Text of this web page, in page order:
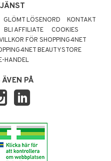
GLÖMT LÖSENORD
KONTAKT
BLI AFFILIATE
COOKIES
FÖR SHOPPING4NET
BEAUTYSTORE
HANDEL
PÅ